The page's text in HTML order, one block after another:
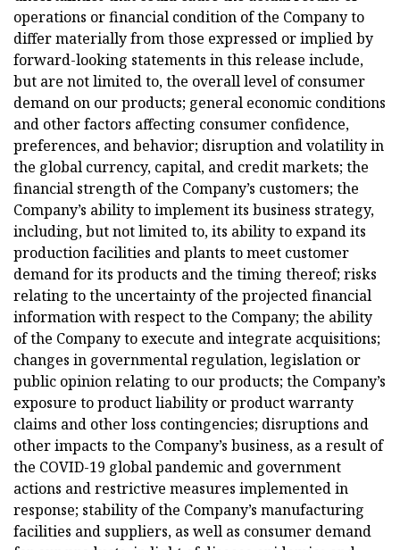
operations or financial condition of the Company to
differ materially from those expressed or implied by
forward-looking statements in this release include,
but are not limited to, the overall level of consumer
demand on our products; general economic conditions
and other factors affecting consumer confidence,
preferences, and behavior; disruption and volatility in
the global currency, capital, and credit markets; the
financial strength of the Company’s customers; the
Company’s ability to implement its business strategy,
including, but not limited to, its ability to expand its
production facilities and plants to meet customer
demand for its products and the timing thereof; risks
relating to the uncertainty of the projected financial
information with respect to the Company; the ability
of the Company to execute and integrate acquisitions;
changes in governmental regulation, legislation or
public opinion relating to our products; the Company’s
exposure to product liability or product warranty
claims and other loss contingencies; disruptions and
other impacts to the Company’s business, as a result of
the COVID-19 global pandemic and government
actions and restrictive measures implemented in
response; stability of the Company’s manufacturing
facilities and suppliers, as well as consumer demand